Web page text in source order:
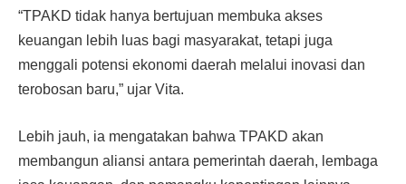
“TPAKD tidak hanya bertujuan membuka akses
keuangan lebih luas bagi masyarakat, tetapi juga
menggali potensi ekonomi daerah melalui inovasi dan
terobosan baru,” ujar Vita.
Lebih jauh, ia mengatakan bahwa TPAKD akan
membangun aliansi antara pemerintah daerah, lembaga